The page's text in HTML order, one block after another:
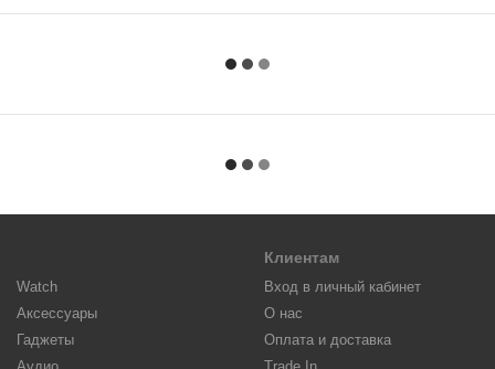
Watch
Аксессуары
Гаджеты
Клиентам
Вход в личный кабинет
О нас
Оплата и доставка